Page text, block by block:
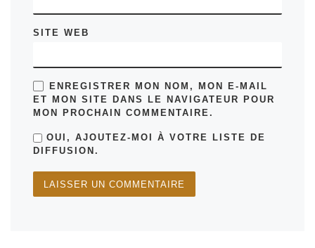
SITE WEB
ENREGISTRER MON NOM, MON E-MAIL
ET MON SITE DANS LE NAVIGATEUR POUR
MON PROCHAIN COMMENTAIRE.
OUI, AJOUTEZ-MOI À VOTRE LISTE DE
DIFFUSION.